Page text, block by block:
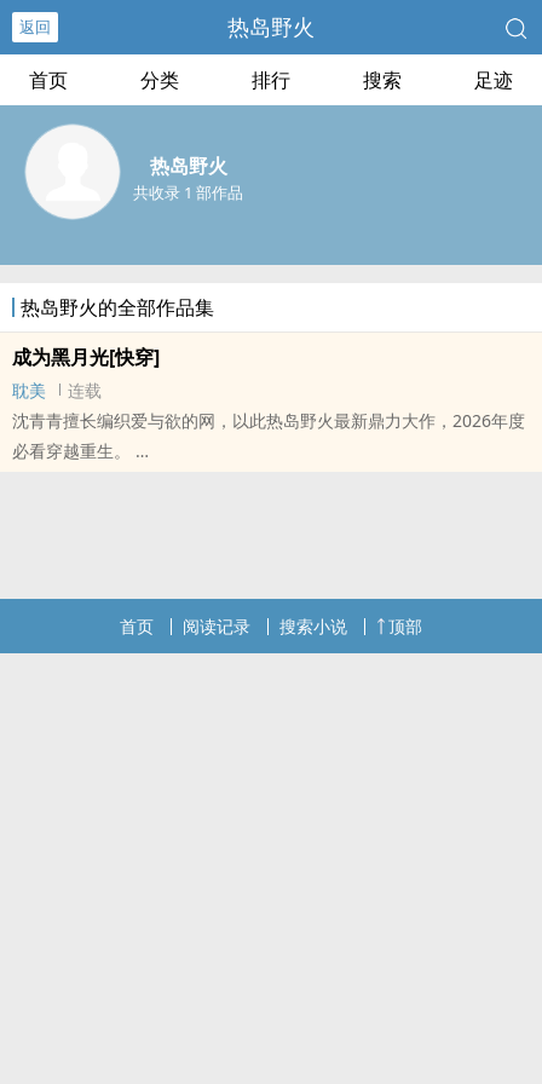
返回 热岛野火
首页 分类 排行 搜索 足迹
热岛野火
共收录 1 部作品
热岛野火的全部作品集
成为黑月光[快穿]
耽美
连载
沈青青擅长编织爱与欲的网，以此热岛野火最新鼎力大作，2026年度
必看穿越重生。
首页 阅读记录 搜索小说 顶部